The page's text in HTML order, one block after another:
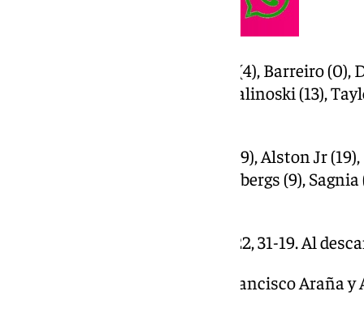
Unicaja (105): Balcerowski (4), Barreiro (0),
Tyson Pérez (11), Ejim (5), Kalinoski (13),
BAXI Manresa (97): Massa (9), Alston Jr
Vescovi (4), Reyes (15), Steinbergs (9),
Parciales: 20-27, 29-29, 25-22, 31-19. Al
Árbitros: Rafael Serrano, Francisco Araña